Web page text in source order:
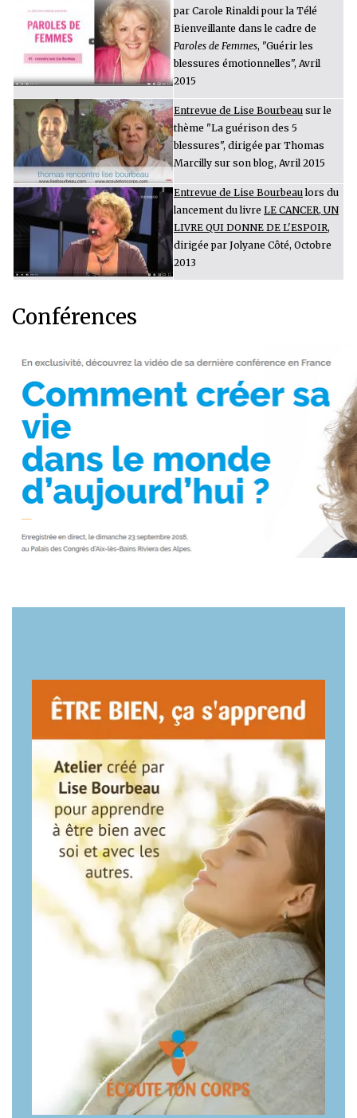
par Carole Rinaldi pour la Télé
Bienveillante dans le cadre de
Paroles de Femmes, "Guérir les
blessures émotionnelles", Avril
2015
Entrevue de Lise Bourbeau sur le
thème "La guérison des 5
blessures", dirigée par Thomas
Marcilly sur son blog, Avril 2015
Entrevue de Lise Bourbeaulors du
lancement du livre LE CANCER, UN
LIVRE QUI DONNE DE L'ESPOIR,
dirigée par Jolyane Côté, Octobre
2013
Conférences